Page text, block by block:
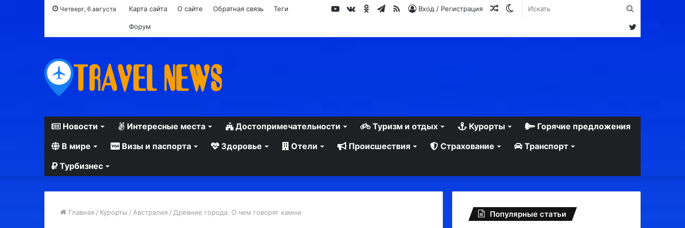
Четверг, 6 августа Карта сайта О сайте Обратная связь Теги
Форум
Switch
Случайная
Вход / Регистрация
RSS
Telegram
Одноклассники
vk.com
YouTube
Twitter
Новости Интересные места Достопримечательности Туризм и отдых Курорты
Горячие предложения
В мире
Визы и паспорта Здоровье Отели Происшествия Страхование
Транспорт
Турбизнес
Главная / Курорты / Австралия / Древние города. О чем говорят камни Популярные статьи